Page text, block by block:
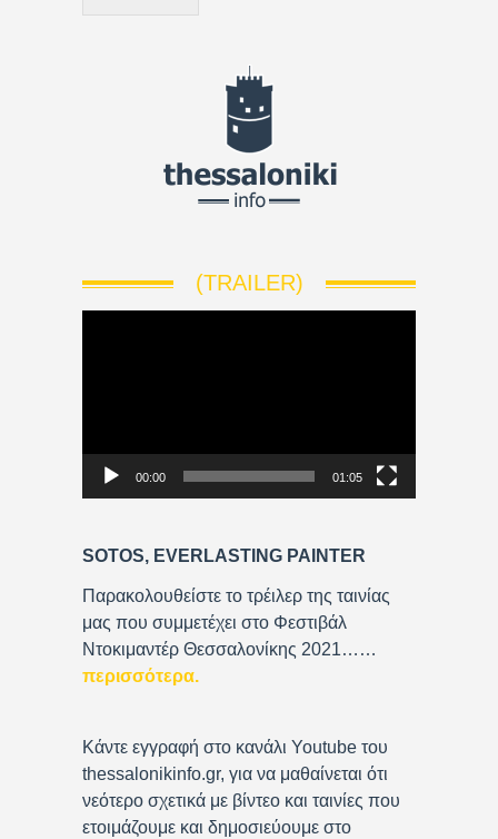
(TRAILER)
P
e
r
00:00 01:05
SOTOS, EVERLASTING PAINTER
Παρακολουθείστε το τρέιλερ της ταινίας
μας που συμμετέχει στο Φεστιβάλ
Ντοκιμαντέρ Θεσσαλονίκης 2021……
περισσότερα.
Κάντε εγγραφή στο κανάλι Youtube του
thessalonikinfo.gr, για να μαθαίνεται ότι
νεότερο σχετικά με βίντεο και ταινίες που
ετοιμάζουμε και δημοσιεύουμε στο